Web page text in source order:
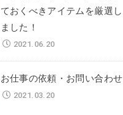
ておくべきアイテムを厳選し
ました！
2021.06.20
お仕事の依頼・お問い合わせ
2021.03.20